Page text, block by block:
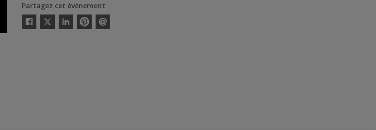
Partagez cet événement
Facebook
Twitter
LinkedinPinterestEnvoyer